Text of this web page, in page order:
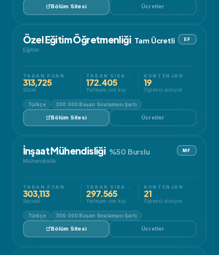
Bölüm Sitesi Ücretler
Özel Eğitim Öğretmenliği Tam Ücretli
Eğitim
EF
TABAN PUAN
313,725
Sözel
172.405
Yerleşen son kişi
KONTENJAN
19
Öğrenci alınıyor
Türkçe 300.000 Başarı Sıralaması Şartı
Bölüm Sitesi Ücretler
İnşaat Mühendisliği %50 Burslu
Mühendislik
MF
TABAN PUAN
303,113
Sayısal
297.565
Yerleşen son kişi
KONTENJAN
21
Öğrenci alınıyor
Türkçe 300.000 Başarı Sıralaması Şartı
Bölüm Sitesi Ücretler